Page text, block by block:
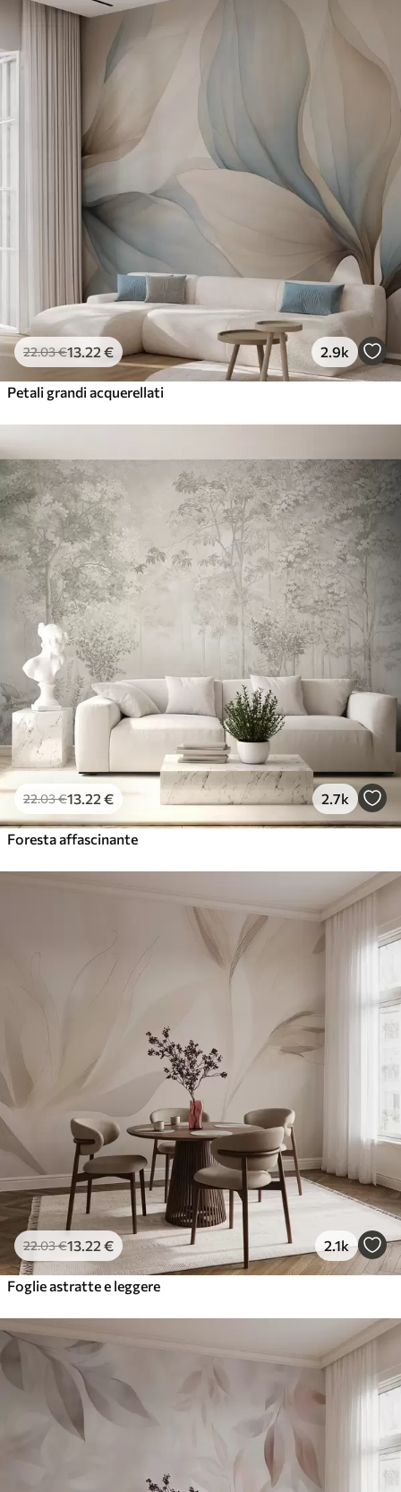
22.03€13.22 € 2.9k
Petali grandi acquerellati
22.03€13 .22 € 2.7k
Foresta affascinante
22.03€13 .22 € 2.1k
Foglie astratte e leggere